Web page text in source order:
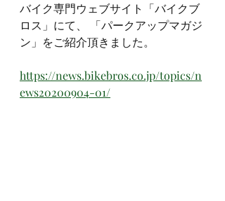
バイク専門ウェブサイト「バイクブ
ロス」にて、 「パークアップマガジ
ン」をご紹介頂きました。
https://news.bikebros.co.jp/topics/n
ews20200904-01/